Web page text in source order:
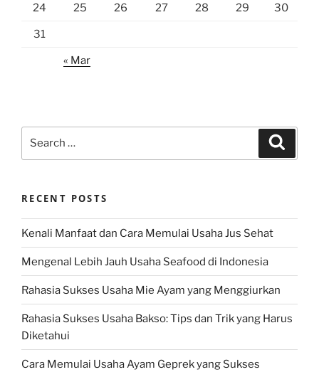
24 25 26 27 28 29 30
31
« Mar
RECENT POSTS
Kenali Manfaat dan Cara Memulai Usaha Jus Sehat
Mengenal Lebih Jauh Usaha Seafood di Indonesia
Rahasia Sukses Usaha Mie Ayam yang Menggiurkan
Rahasia Sukses Usaha Bakso: Tips dan Trik yang Harus
Diketahui
Cara Memulai Usaha Ayam Geprek yang Sukses